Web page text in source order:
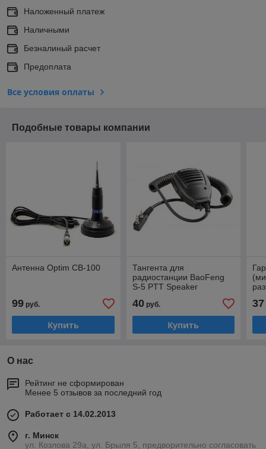
Наложенный платеж
Наличными
Безналиный расчет
Предоплата
Все условия оплаты
Подобные товары компании
Антенна Optim CB-100
99 руб.
Купить
Тангента для
радиостанции BaoFeng
S-5 PTT Speaker
40руб.
Купить
37
О нас
Рейтинг не сформирован
Менее 5 отзывов за последний год
Работает с 14.02.2013
г. Минск
ул. Козлова 29а, ул. Брыля 5, предворительно согласовать